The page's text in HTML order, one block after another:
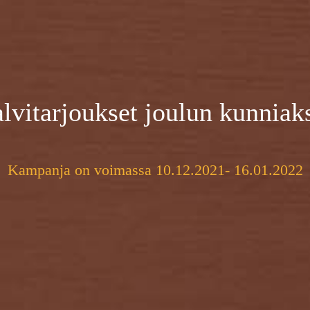
joulun
Kampanja on voimassa 10.12.2021- 16.01.2022